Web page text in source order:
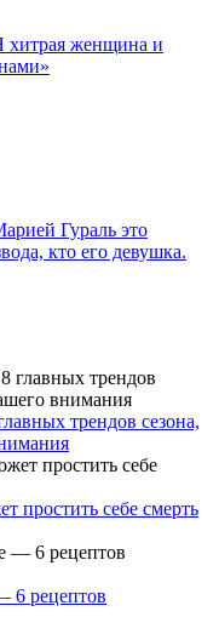
хитрая женщина и
Гураль это
кто его девушка.
трендов сезона,
простить себе смерть
6 рецептов